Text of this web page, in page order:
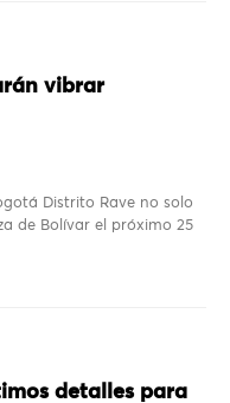
vibrar
Distrito Rave no solo
de Bolívar el próximo 25
detalles para